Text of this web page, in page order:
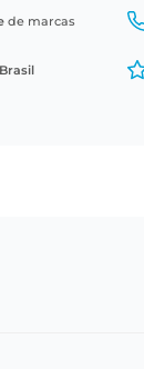
de marcas